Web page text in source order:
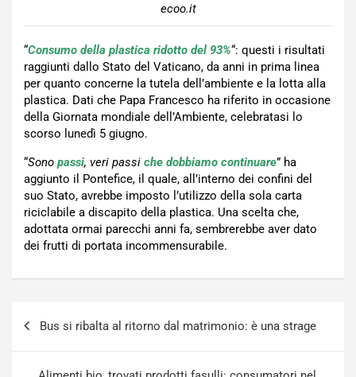
ecoo.it
“Consumo della plastica ridotto del 93%“: questi i risultati
raggiunti dallo Stato del Vaticano, da anni in prima linea
per quanto concerne la tutela dell’ambiente e la lotta alla
plastica. Dati che Papa Francesco ha riferito in occasione
della Giornata mondiale dell’Ambiente, celebratasi lo
scorso lunedì 5 giugno.
“Sono passi, veri passi che dobbiamo continuare” ha
aggiunto il Pontefice, il quale, all’interno dei confini del
suo Stato, avrebbe imposto l’utilizzo della sola carta
riciclabile a discapito della plastica. Una scelta che,
adottata ormai parecchi anni fa, sembrerebbe aver dato
dei frutti di portata incommensurabile.
Bus si ribalta al ritorno dal matrimonio: è una strage